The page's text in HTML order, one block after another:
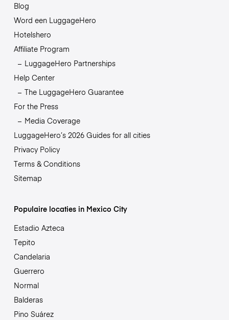
Blog
Word een LuggageHero
Hotelshero
Affiliate Program
LuggageHero Partnerships
Help Center
The LuggageHero Guarantee
For the Press
Media Coverage
LuggageHero’s 2026 Guides for all cities
Privacy Policy
Terms & Conditions
Sitemap
Populaire locaties in Mexico City
Estadio Azteca
Tepito
Candelaria
Guerrero
Normal
Balderas
Pino Suárez